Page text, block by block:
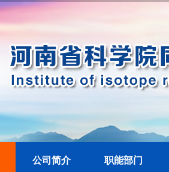
公司简介 职能部门